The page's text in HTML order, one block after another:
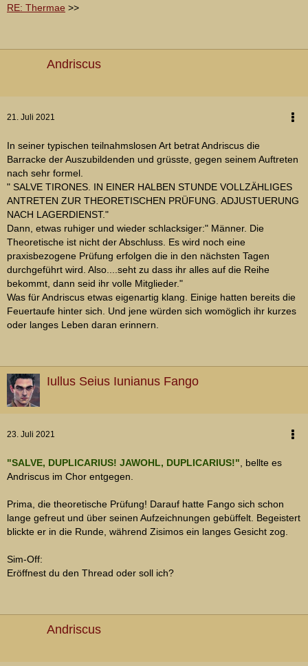
RE: Thermae >>
Andriscus
21. Juli 2021
In seiner typischen teilnahmslosen Art betrat Andriscus die
Barracke der Auszubildenden und grüsste, gegen seinem Auftreten
nach sehr formel.
" SALVE TIRONES. IN EINER HALBEN STUNDE VOLLZÄHLIGES
ANTRETEN ZUR THEORETISCHEN PRÜFUNG. ADJUSTUERUNG
NACH LAGERDIENST."
Dann, etwas ruhiger und wieder schlacksiger:" Männer. Die
Theoretische ist nicht der Abschluss. Es wird noch eine
praxisbezogene Prüfung erfolgen die in den nächsten Tagen
durchgeführt wird. Also....seht zu dass ihr alles auf die Reihe
bekommt, dann seid ihr volle Mitglieder."
Was für Andriscus etwas eigenartig klang. Einige hatten bereits die
Feuertaufe hinter sich. Und jene würden sich womöglich ihr kurzes
oder langes Leben daran erinnern.
Iullus Seius Iunianus Fango
23. Juli 2021
"SALVE, DUPLICARIUS! JAWOHL, DUPLICARIUS!" , bellte es
Andriscus im Chor entgegen.
Prima, die theoretische Prüfung! Darauf hatte Fango sich schon
lange gefreut und über seinen Aufzeichnungen gebüffelt. Begeistert
blickte er in die Runde, während Zisimos ein langes Gesicht zog.
Sim-Off:
Eröffnest du den Thread oder soll ich?
Andriscus